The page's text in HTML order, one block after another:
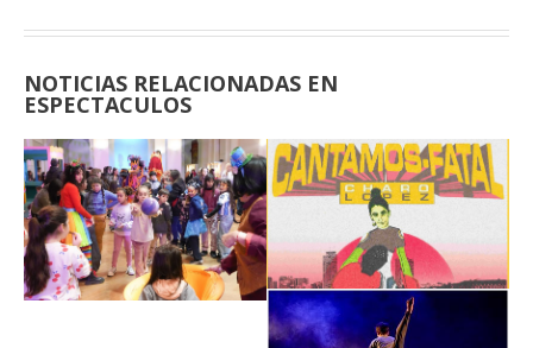
NOTICIAS RELACIONADAS EN
ESPECTACULOS